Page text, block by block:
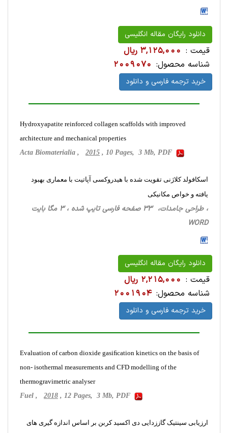
دانلود رایگان مقاله انگلیسی
قیمت : 3,125,000 ریال
شناسه محصول: 2009070
خرید ترجمه فارسی و دانلود
Hydroxyapatite reinforced collagen scaffolds with improved
architecture and mechanical properties
Acta Biomaterialia , 2015 , 10 Pages, 3 Mb, PDF
اسکافولد کلاژنی تقویت شده با هیدروکسی آپاتیت با معماری بهبود
یافته و خواص مکانیکی
، طراحی‌ جامدات، 33 صفحه فارسی تایپ شده ، 3 مگا بایت
WORD
دانلود رایگان مقاله انگلیسی
قیمت : 2,215,000 ریال
شناسه محصول: 2001904
خرید ترجمه فارسی و دانلود
Evaluation of carbon dioxide gasiﬁcation kinetics on the basis of
non- isothermal measurements and CFD modelling of the
thermogravimetric analyser
Fuel , 2018 , 12 Pages, 3 Mb, PDF
ارزیابی سینتیک گاززدایی دی اکسید کربن بر اساس اندازه گیری های